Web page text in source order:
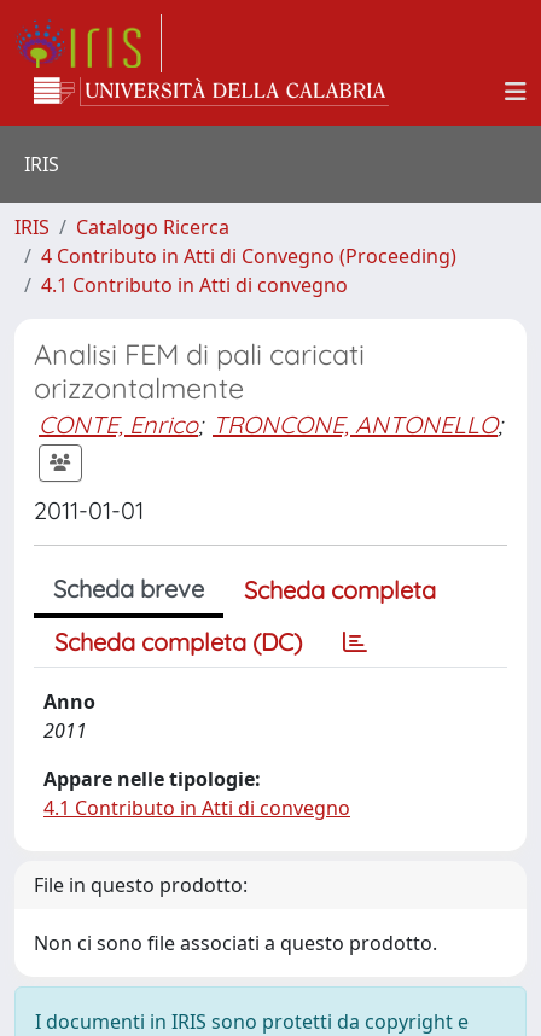
IRIS
IRIS
Catalogo Ricerca
4 Contributo in Atti di Convegno (Proceeding)
4.1 Contributo in Atti di convegno
Analisi FEM di pali caricati
orizzontalmente
CONTE, Enrico; TRONCONE, ANTONELLO;
2011-01-01
Scheda breve
Scheda completa
Scheda completa (DC)
Anno
2011
Appare nelle tipologie:
4.1 Contributo in Atti di convegno
File in questo prodotto:
Non ci sono file associati a questo prodotto.
I documenti in IRIS sono protetti da copyright e